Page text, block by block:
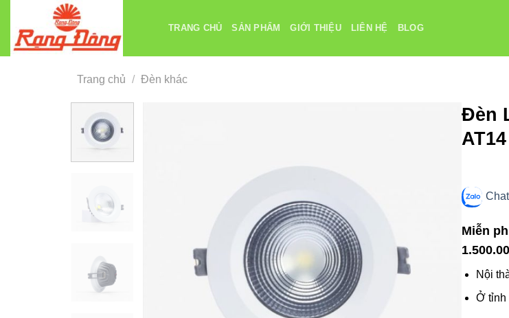
dung
TRANG CHỦ SẢN PHẨM GIỚI THIỆU LIÊN HỆ BLOG
Trang chủ / Đèn khác
Đèn
Miễn
Nội
Ở tỉnh